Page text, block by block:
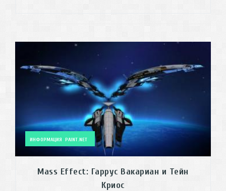
ИНФОРМАЦИЯ PAINT.NET
Mass Effect: Гаррус Вакариан и Тейн
Криос